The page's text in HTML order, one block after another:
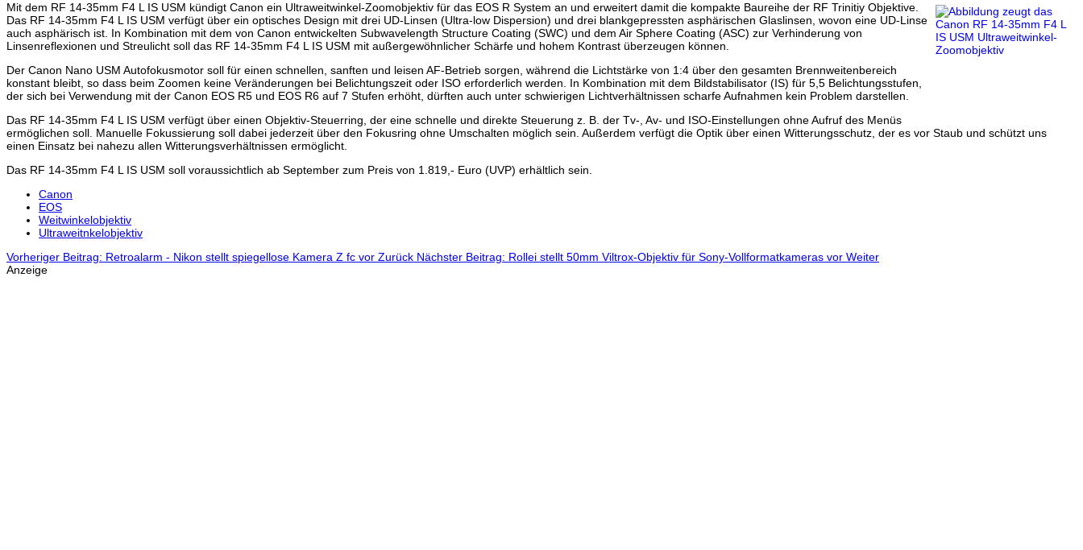
Mit dem RF 14-35mm F4 L IS USM kündigt Canon ein Ultraweitwinkel-Zoomobjektiv für das EOS R System an und erweitert damit die kompakte Baureihe der RF Trinitiy Objektive.
Das RF 14-35mm F4 L IS USM verfügt über ein optisches Design mit drei UD-Linsen (Ultra-low Dispersion) und drei blankgepressten asphärischen Glaslinsen, wovon eine UD-Linse
auch asphärisch ist. In Kombination mit dem von Canon entwickelten Subwavelength Structure Coating (SWC) und dem Air Sphere Coating (ASC) zur Verhinderung von
Linsenreflexionen und Streulicht soll das RF 14-35mm F4 L IS USM mit außergewöhnlicher Schärfe und hohem Kontrast überzeugen können.
Der Canon Nano USM Autofokusmotor soll für einen schnellen, sanften und leisen AF-Betrieb sorgen, während die Lichtstärke von 1:4 über den gesamten Brennweitenbereich
konstant bleibt, so dass beim Zoomen keine Veränderungen bei Belichtungszeit oder ISO erforderlich werden. In Kombination mit dem Bildstabilisator (IS) für 5,5 Belichtungsstufen,
der sich bei Verwendung mit der Canon EOS R5 und EOS R6 auf 7 Stufen erhöht, dürften auch unter schwierigen Lichtverhältnissen scharfe Aufnahmen kein Problem darstellen.
Das RF 14-35mm F4 L IS USM verfügt über einen Objektiv-Steuerring, der eine schnelle und direkte Steuerung z. B. der Tv-, Av- und ISO-Einstellungen ohne Aufruf des Menüs
ermöglichen soll. Manuelle Fokussierung soll dabei jederzeit über den Fokusring ohne Umschalten möglich sein. Außerdem verfügt die Optik über einen Witterungsschutz, der es vor Staub und schützt uns
einen Einsatz bei nahezu allen Witterungsverhältnissen ermöglicht.
Das RF 14-35mm F4 L IS USM soll voraussichtlich ab September zum Preis von 1.819,- Euro (UVP) erhältlich sein.
Canon
EOS
Weitwinkelobjektiv
Ultraweitnkelobjektiv
Vorheriger Beitrag: Retroalarm - Nikon stellt spiegellose Kamera Z fc vor Zurück Nächster Beitrag: Rollei stellt 50mm Viltrox-Objektiv für Sony-Vollformatkameras vor Weiter
Anzeige